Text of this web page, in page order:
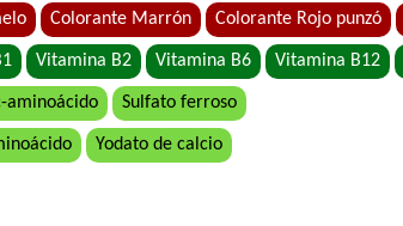
Brio Perro Adulto
Cacique Nahuel Perro Adulto
Can Active Perro Adulto Mordida Grande
Canican Arroz Saborizado para Perro Adulto
Capitán Perro Adulto
Colorante Marrón Colorante Rojo punzó
Vitamina B2 Vitamina B6 Vitamina B12
aminoácido Sulfato ferroso
Yodato de calcio